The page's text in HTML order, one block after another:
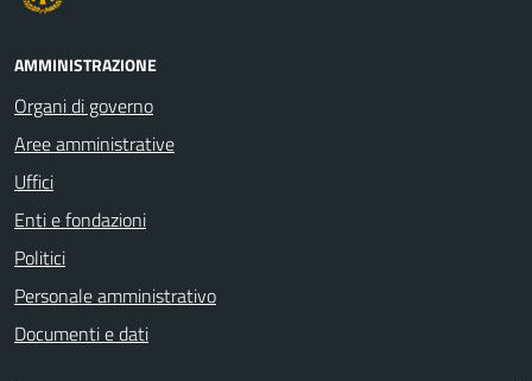
AMMINISTRAZIONE
Organi di governo
Aree amministrative
Uffici
Enti e fondazioni
Politici
Personale amministrativo
Documenti e dati